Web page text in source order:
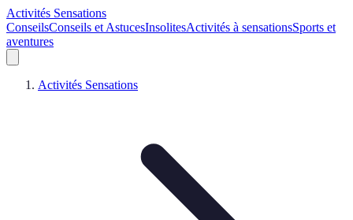
Activités Sensations
ConseilsConseils et AstucesInsolitesActivités à sensationsSports et
aventures
Activités Sensations